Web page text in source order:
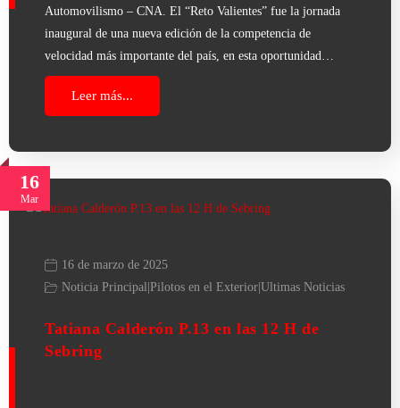
Automovilismo – CNA. El “Reto Valientes” fue la jornada
inaugural de una nueva edición de la competencia de
velocidad más importante del país, en esta oportunidad…
Leer más...
16
Mar
16 de marzo de 2025
Noticia Principal Pilotos en el Exterior Ultimas Noticias
Tatiana Calderón P.13 en las 12 H de
Sebring